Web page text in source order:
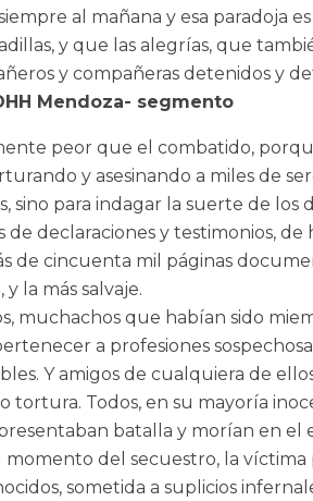
al mañana y esa paradoja
y que las alegrías, que
y compañeras detenidos y
Mendoza- segmento
peor que el combatido,
y asesinando a miles de
para indagar la suerte de los
de declaraciones y testimonios,
de cincuenta mil páginas
la más salvaje.
muchachos que habían sido
a profesiones
Y amigos de cualquiera de
tortura. Todos, en su mayoría
batalla y morían en el
momento del secuestro, la
sometida a suplicios